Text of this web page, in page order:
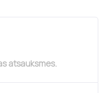
atsauksmes.